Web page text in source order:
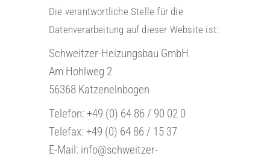
Die verantwortliche Stelle für die
Datenverarbeitung auf dieser Website ist:
Schweitzer-Heizungsbau GmbH
Am Hohlweg 2
56368 Katzenelnbogen
Telefon: +49 (0) 64 86 / 90 02 0
Telefax: +49 (0) 64 86 / 15 37
E-Mail: info@schweitzer-